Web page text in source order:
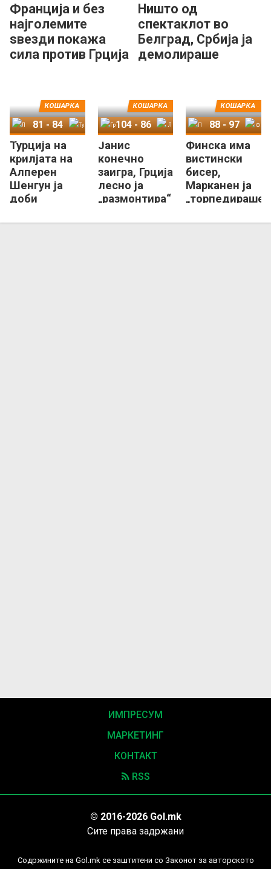
Франција и без
најголемите
ѕвезди покажа
сила против Грција
Ништо од
спектаклот во
Белград, Србија ја
демолираше
Турција на
крилјата на
Алперен
Шенгун ја
доби
со Литванија
КОШАРКА
Литванија
81 - 84
Јанис
конечно
заигра, Грција
лесно ја
„размонтира“
КОШАРКА
Грција
104- 86
Финска има
вистински
бисер,
Марканен ја
„торпедираше“
КОШАРКА
Полска
88- 97
ИМПРЕСУМ
МАРКЕТИНГ
КОНТАКТ
RSS
© 2016-2026 Gol.mk
Сите права задржани
Содржините на Gol.mk се заштитени со Законот за авторското